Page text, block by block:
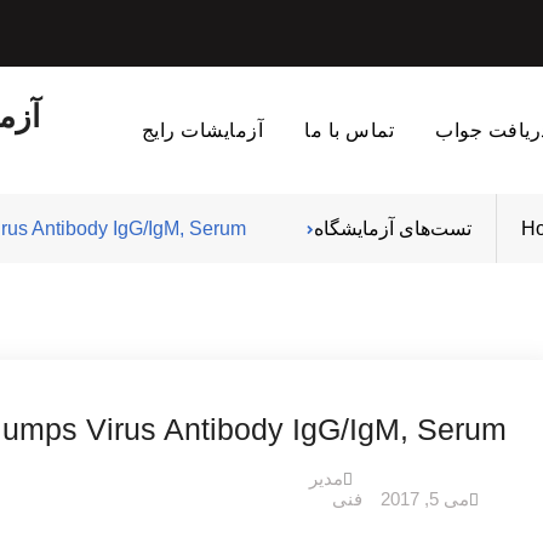
جواب تماس با ما آزمایشات رایج
تست‌های آزمایشگاه Antibody IgG/IgM, Serum
Virus Antibody IgG/IgM, Serum
می 5, 2017
مدیر
فنی